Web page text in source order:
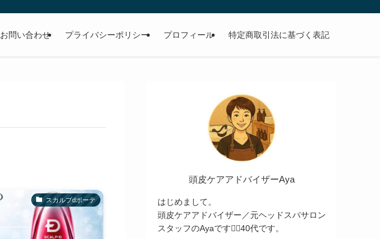
お問い合わせ プライバシーポリシー プロフィール 特定商取引法に基づく表記
スカルプdボーテ
頭皮ケアアドバイザーAya
はじめまして。
頭皮ケアアドバイザー／元ヘッドスパサロン
スタッフのAyaです💆‍♀️40代です。